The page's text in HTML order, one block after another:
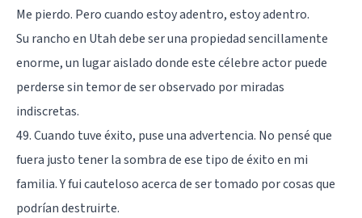
Me pierdo. Pero cuando estoy adentro, estoy adentro.
Su rancho en Utah debe ser una propiedad sencillamente
enorme, un lugar aislado donde este célebre actor puede
perderse sin temor de ser observado por miradas
indiscretas.
49. Cuando tuve éxito, puse una advertencia. No pensé que
fuera justo tener la sombra de ese tipo de éxito en mi
familia. Y fui cauteloso acerca de ser tomado por cosas que
podrían destruirte.